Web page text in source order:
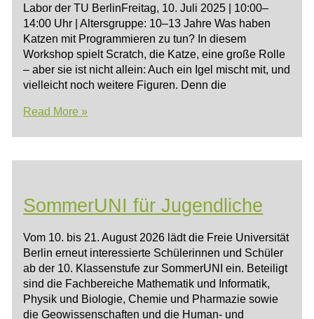
Labor der TU BerlinFreitag, 10. Juli 2025 | 10:00–
14:00 Uhr | Altersgruppe: 10–13 Jahre Was haben
Katzen mit Programmieren zu tun? In diesem
Workshop spielt Scratch, die Katze, eine große Rolle
– aber sie ist nicht allein: Auch ein Igel mischt mit, und
vielleicht noch weitere Figuren. Denn die
Ferienangebot
Read More »
SommerUNI für Jugendliche
Vom 10. bis 21. August 2026 lädt die Freie Universität
Berlin erneut interessierte Schülerinnen und Schüler
ab der 10. Klassenstufe zur SommerUNI ein. Beteiligt
sind die Fachbereiche Mathematik und Informatik,
Physik und Biologie, Chemie und Pharmazie sowie
die Geowissenschaften und die Human- und